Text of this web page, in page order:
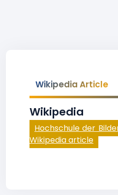
Wikipedia Article
Wikipedia
Hochschule der
Wikipedia article